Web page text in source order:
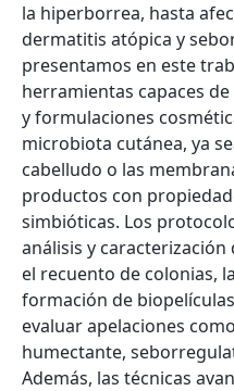
la hiperborrea, hasta
dermatitis atópica y
presentamos en este
herramientas capaces
y formulaciones
microbiota cutánea, ya
cabelludo o las
productos con
simbióticas. Los
análisis y
el recuento de colonias,
formación de
evaluar apelaciones
humectante,
Además, las técnicas